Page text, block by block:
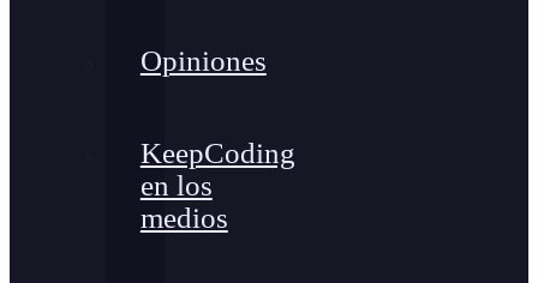
Opiniones
KeepCoding
en los
medios